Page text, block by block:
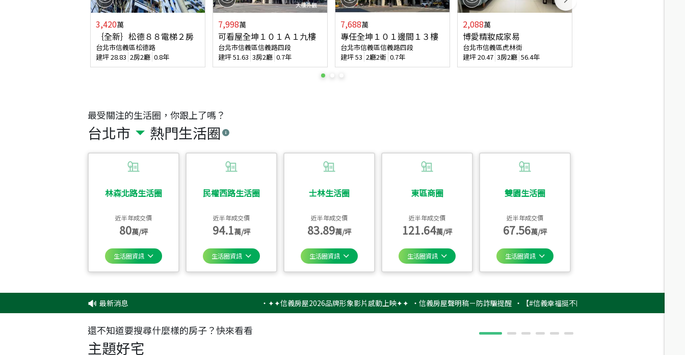
最受關注的生活圈，你跟上了嗎？
台北市 熱門生活圈
林森北路生活圈
近半年成交價
80萬/坪
生活圈資訊
民權西路生活圈
近半年成交價
94.1萬/坪
生活圈資訊
士林生活圈
近半年成交價
83.89萬/坪
生活圈資訊
東區商圈
近半年成交價
121.64萬/坪
生活圈資訊
雙園生活圈
近半年成交價
67.56萬/坪
生活圈資訊
3,420萬
｛全新｝松德８８電梯２房
台北市信義區松德路
建坪28.83 2房2廳 0.8年
7,998萬
可看屋全坤１０１Ａ１九樓
台北市信義區信義路四段
建坪51.63 3房2廳 0.7年
7,688萬
專任全坤１０１邊間１３樓
台北市信義區信義路四段
建坪53 2廳2衛 0.7年
2,088萬
博愛精妝成家易
台北市信義區虎林街
建坪20.47 3房2廳 56.4年
最新消息 ✦✦信義房屋2026品牌形象影片感動上映✦✦ ‧信義房屋聲明稿－防詐騙提醒 ‧【#信義幸福挺不同】用實力，讓升職免抽號碼牌！最新雇
還不知道要搜尋什麼樣的房子？快來看看
主題好宅